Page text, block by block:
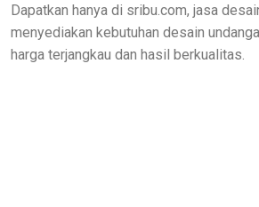
Dapatkan hanya di sribu.com, jasa
menyediakan kebutuhan desain
harga terjangkau dan hasil berkualitas.